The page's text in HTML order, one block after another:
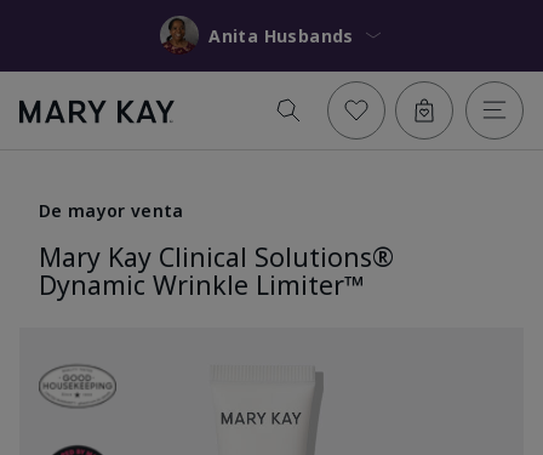
Anita Husbands
De mayor venta
Mary Kay Clinical Solutions®
Dynamic Wrinkle Limiter™